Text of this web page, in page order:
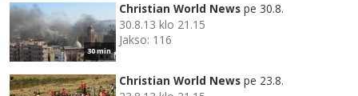
30 min
Christian World News pe 30.8.
30.8.13 klo 21.15
Jakso: 116
Christian World News pe 23.8.